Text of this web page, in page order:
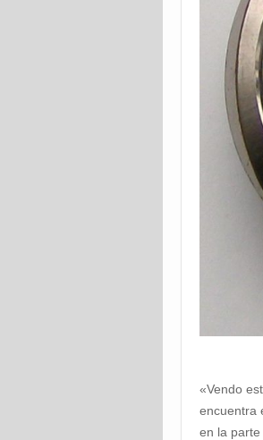
«Vendo
encuentra
en la